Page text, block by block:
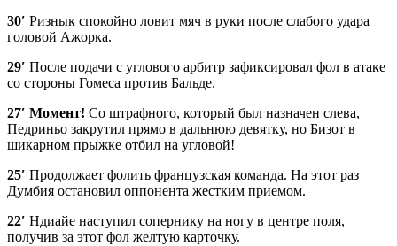
30′ Ризнык спокойно ловит мяч в руки после слабого удара
головой Ажорка.
29′ После подачи с углового арбитр зафиксировал фол в атаке
со стороны Гомеса против Бальде.
27′ Момент! Со штрафного, который был назначен слева,
Педриньо закрутил прямо в дальнюю девятку, но Бизот в
шикарном прыжке отбил на угловой!
25′ Продолжает фолить французская команда. На этот раз
Думбия остановил оппонента жестким приемом.
22′ Ндиайе наступил сопернику на ногу в центре поля,
получив за этот фол желтую карточку.